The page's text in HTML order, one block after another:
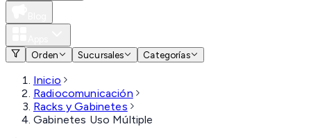
Orden
Sucursales Categorías
Inicio
Radiocomunicación
Racks y Gabinetes
Gabinetes Uso Múltiple